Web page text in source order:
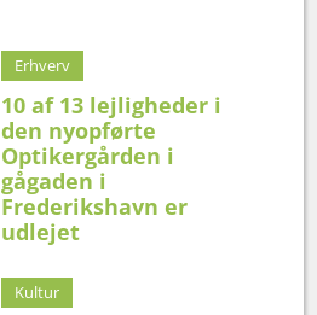
Erhverv
10 af 13 lejligheder i
den nyopførte
Optikergården i
gågaden i
Frederikshavn er
udlejet
Kultur